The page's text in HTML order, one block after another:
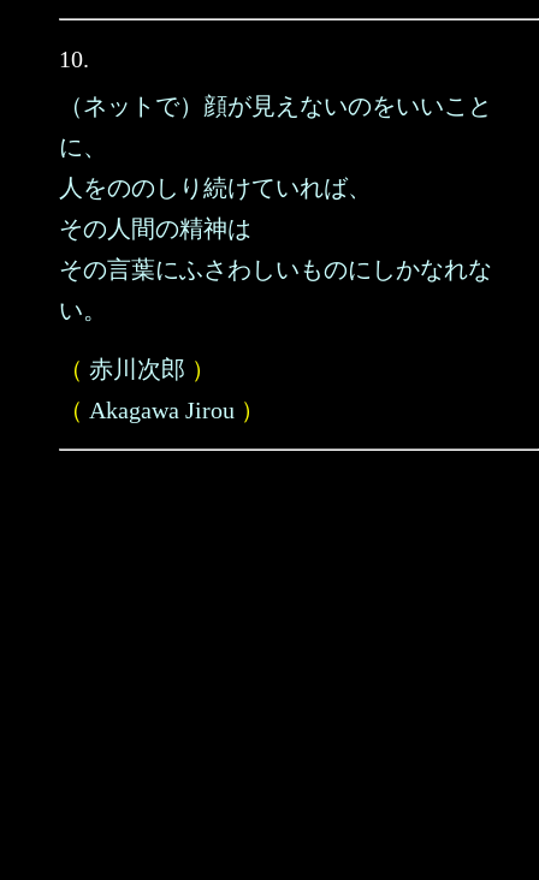
10.
（ネットで）顔が見えないのをいいこと
に、
人をののしり続けていれば、
その人間の精神は
その言葉にふさわしいものにしかなれな
い。
（ 赤川次郎 ）
（ Akagawa Jirou ）